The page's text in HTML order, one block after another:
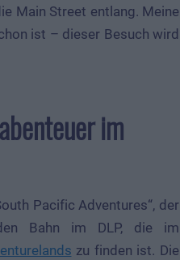
Main Street entlang. Meine
ist – dieser Besuch wird
im
Pacific Adventures“, der
Bahn im DLP, die im
zu finden ist. Die